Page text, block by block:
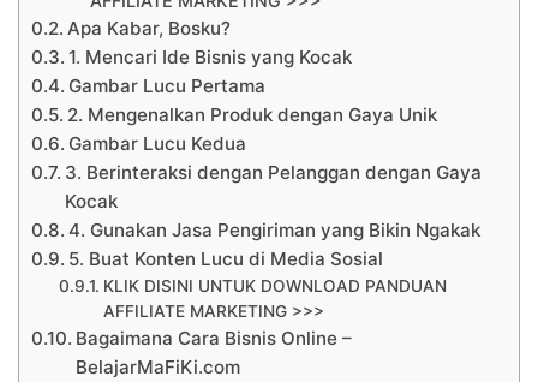
Apa Kabar, Bosku?
1. Mencari Ide Bisnis yang Kocak
Gambar Lucu Pertama
2. Mengenalkan Produk dengan Gaya Unik
Gambar Lucu Kedua
3. Berinteraksi dengan Pelanggan dengan Gaya
Kocak
4. Gunakan Jasa Pengiriman yang Bikin Ngakak
5. Buat Konten Lucu di Media Sosial
KLIK DISINI UNTUK DOWNLOAD PANDUAN
AFFILIATE MARKETING >>>
Bagaimana Cara Bisnis Online –
BelajarMaFiKi.com